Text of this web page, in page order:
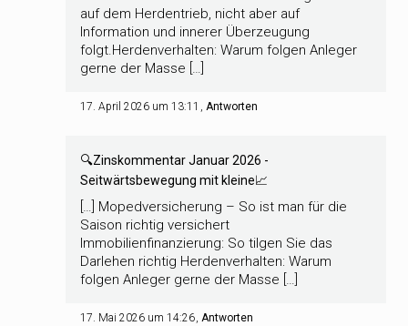
auf dem Herdentrieb, nicht aber auf
Information und innerer Überzeugung
folgt.Herdenverhalten: Warum folgen Anleger
gerne der Masse […]
17. April 2026 um 13:11 Antworten
🔍Zinskommentar Januar 2026 -
Seitwärtsbewegung mit kleine📈
[…] Mopedversicherung – So ist man für die
Saison richtig versichert
Immobilienfinanzierung: So tilgen Sie das
Darlehen richtig Herdenverhalten: Warum
folgen Anleger gerne der Masse […]
17. Mai 2026 um 14:26 Antworten